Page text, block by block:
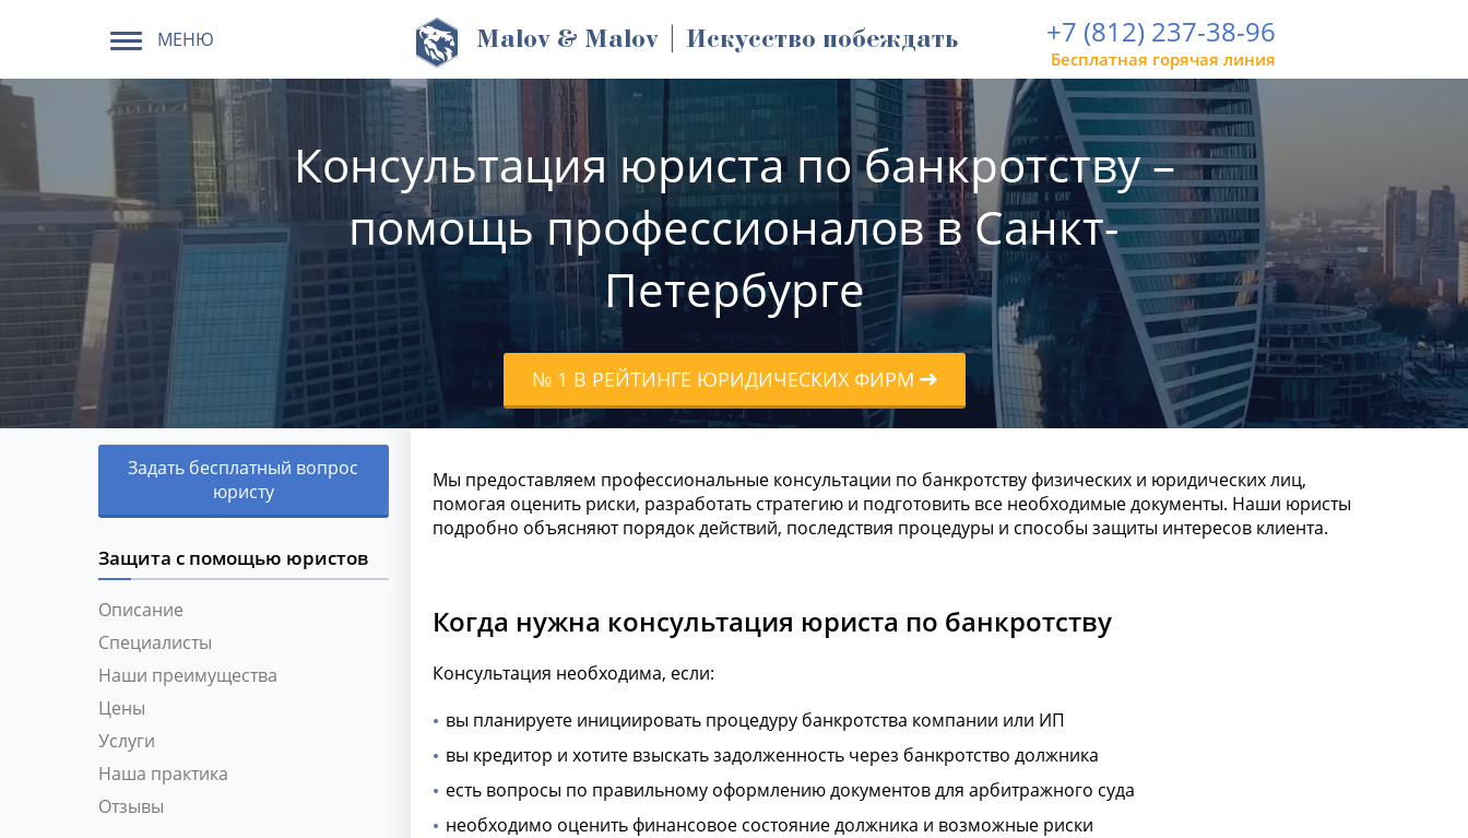
МЕНЮ Malov & Malov | Искусство побеждать +7 (812) 237-38-96
Бесплатная горячая линия
Консультация юриста по банкротству –
помощь профессионалов в Санкт-
Петербурге
№ 1 В РЕЙТИНГЕ ЮРИДИЧЕСКИХ ФИРМ
Задать бесплатный вопрос
юристу
Защита с помощью юристов
Описание
Специалисты
Наши преимущества
Цены
Услуги
Наша практика
Отзывы
Мы предоставляем профессиональные консультации по банкротству физических и юридических лиц,
помогая оценить риски, разработать стратегию и подготовить все необходимые документы. Наши юристы
подробно объясняют порядок действий, последствия процедуры и способы защиты интересов клиента.
Когда нужна консультация юриста по банкротству
Консультация необходима, если:
вы планируете инициировать процедуру банкротства компании или ИП
вы кредитор и хотите взыскать задолженность через банкротство должника
есть вопросы по правильному оформлению документов для арбитражного суда
необходимо оценить финансовое состояние должника и возможные риски